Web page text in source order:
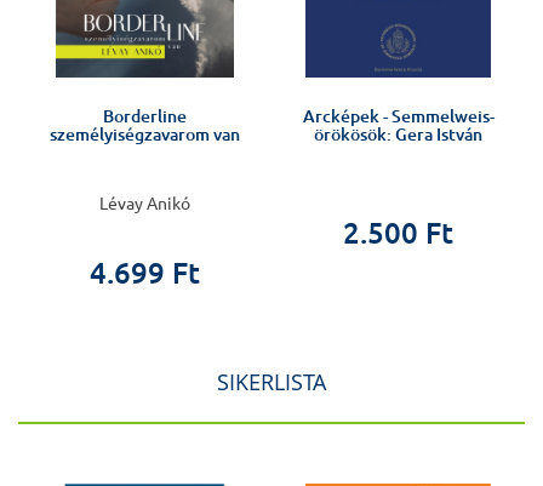
Borderline
személyiségzavarom van
Lévay Anikó
4.699 Ft
Arcképek - Semmelweis-
örökösök: Gera István
2.500 Ft
SIKERLISTA